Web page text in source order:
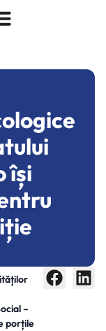
își
–
porțile